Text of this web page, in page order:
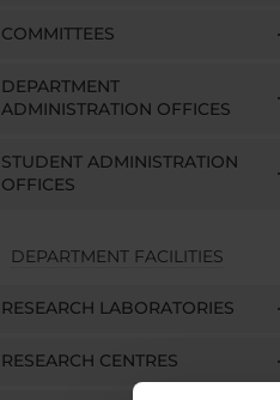
COMMITTEES
DEPARTMENT
ADMINISTRATION OFFICES
STUDENT ADMINISTRATION
OFFICES
DEPARTMENT FACILITIES
RESEARCH LABORATORIES
RESEARCH CENTRES